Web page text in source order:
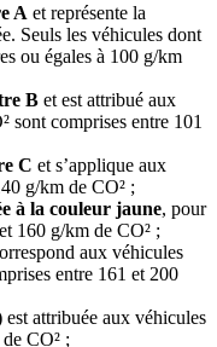
A et représente la
Seuls les véhicules dont
ou égales à 100 g/km
B et est attribué aux
sont comprises entre 101
C et s’applique aux
g/km de CO² ;
à la couleur jaune, pour
160 g/km de CO² ;
aux véhicules
entre 161 et 200
est attribuée aux véhicules
CO² ;